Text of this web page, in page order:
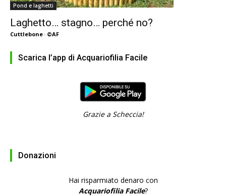
Pond e laghetti
Laghetto… stagno… perché no?
Cuttlebone- ©AF
Scarica l’app di Acquariofilia Facile
Grazie a Scheccia!
Donazioni
Hai risparmiato denaro con
Acquariofilia Facile?